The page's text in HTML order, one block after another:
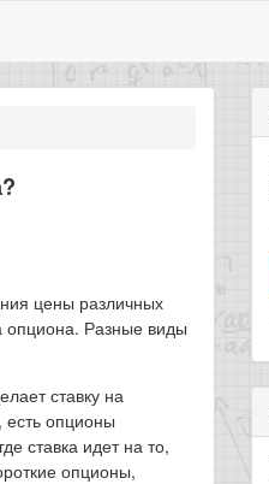
цены различных
опциона. Разные виды
ставку на
опционы
ставка идет на то,
опционы,